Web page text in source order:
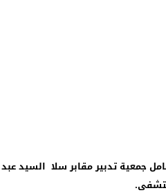
جمعية تدبير مقابر سلا السيد عبد